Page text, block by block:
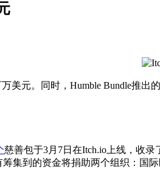
美元。同时，Humble Bundle推
慈善包于3月7日在Itch.io上线，收
到的资金将捐助两个组织：国际